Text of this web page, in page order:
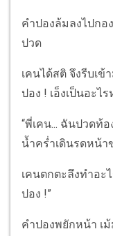
คำปองล้มลงไปกอ
ปวด
เคนได้สติ จึงรีบเข้
ปอง ! เอ็งเป็นอะไร
“พี่เคน... ฉันปวดท้อ
น้ำคร่ำเดินรดหน้า
เคนตกตะลึงทำอะ
ปอง !”
คำปองพยักหน้า เ